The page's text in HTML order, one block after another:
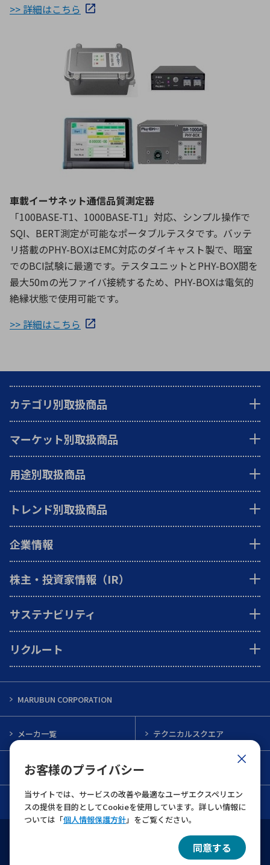
お客様のプライバシー
当サイトでは、サービスの改善や最適なユーザエクスペリエン
スの提供を目的としてCookieを使用しています。詳しい情報に
ついては「個人情報保護方針」をご覧ください。
同意する
>> 詳細はこちら
車載イーサネット通信品質測定器
「100BASE-T1、1000BASE-T1」対応、シンプル操作で
SQI、BERT測定が可能なポータブルテスタです。バッテ
リ搭載のPHY-BOXはEMC対応のダイキャスト製で、暗室
でのBCI試験に最適です。テスタユニットとPHY-BOX間を
最大50mの光ファイバ接続するため、PHY-BOXは電気的
絶縁状態で使用可能です。
>> 詳細はこちら
カテゴリ別取扱商品
マーケット別取扱商品
用途別取扱商品
トレンド別取扱商品
企業情報
株主・投資家情報（IR）
サステナビリティ
リクルート
MARUBUN CORPORATION
メーカ一覧 テクニカルスクエア
インフォメーション
お問い合わせ
個人情報保護について
© 2022 MARUBUN CORPORATION All Rights Reserved.